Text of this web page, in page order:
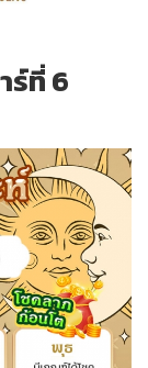
ร์ที่ 6